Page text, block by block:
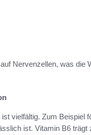
Nervenzellen, was die
ist vielfältig. Zum Beispiel
ist. Vitamin B6